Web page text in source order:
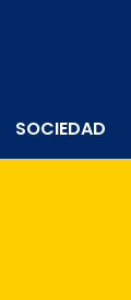
SOCIEDAD